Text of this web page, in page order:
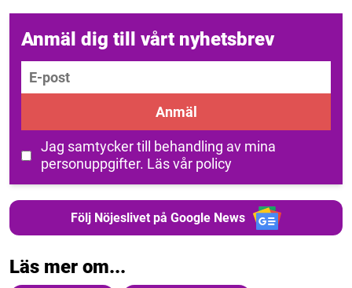
Anmäl dig till vårt nyhetsbrev
E-post
Anmäl
Jag samtycker till behandling av mina
personuppgifter. Läs vår policy
Följ Nöjeslivet på Google News
Läs mer om...